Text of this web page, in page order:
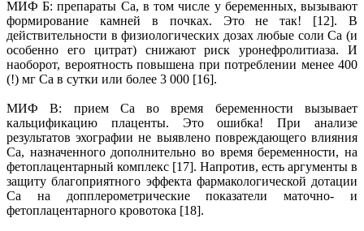
МИФ Б: препараты Са, в том числе у беременных, вызывают
формирование камней в почках. Это не так! [12]. В
действительности в физиологических дозах любые соли Са (и
особенно его цитрат) снижают риск уронефролитиаза. И
наоборот, вероятность повышена при потреблении менее 400
(!) мг Са в сутки или более 3 000 [16].
МИФ В: прием Са во время беременности вызывает
кальцификацию плаценты. Это ошибка! При анализе
результатов эхографии не выявлено повреждающего влияния
Са, назначенного дополнительно во время беременности, на
фетоплацентарный комплекс [17]. Напротив, есть аргументы в
защиту благоприятного эффекта фармакологической дотации
Са на допплерометрические показатели маточно- и
фетоплацентарного кровотока [18].